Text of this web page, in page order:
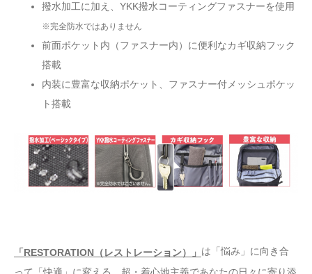
撥水加工に加え、YKK撥水コーティングファスナーを使用
※完全防水ではありません
前面ポケット内（ファスナー内）に便利なカギ収納フック
搭載
内装に豊富な収納ポケット、ファスナー付メッシュポケッ
ト搭載
「RESTORATION（レストレーション）」 は「悩み」に向き合